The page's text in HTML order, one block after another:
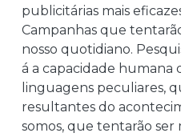
publicitárias mais
Campanhas que tentarão
nosso quotidiano.
á a capacidade humana
linguagens peculiares,
resultantes do
somos, que tentarão ser